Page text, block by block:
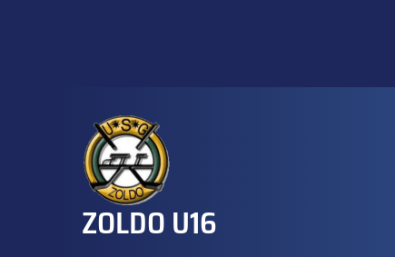
ZOLDO U16